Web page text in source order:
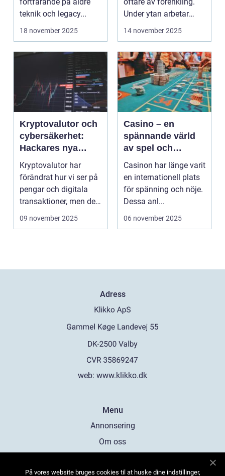
teknik och legacy...
18 november 2025
Under ytan arbetar
pro...
14 november 2025
Kryptovalutor och
cybersäkerhet:
Hackares nya
lekplats
Kryptovalutor har
förändrat hur vi ser på
pengar och digitala
transaktioner, men de
...
09 november 2025
Casino – en
spännande värld
av spel och
underhållning
Casinon har länge varit
en internationell plats
för spänning och nöje.
Dessa anl...
06 november 2025
Adress
web: www.klikko.dk
Menu
Annonsering
Om oss
Kontakta oss
På vores website bruges cookies til at huske dine indstillinger,